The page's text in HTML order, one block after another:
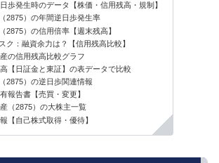
歩発生時のデータ【株価・信用残高・規制】
2875）の年間逆日歩発生率
2875）の信用倍率【週末残高】
ク：融資余力は？【信用残高比較】
の信用残高比較グラフ
【日証金と東証】の表データで比較
2875）の逆日歩関連情報
報告書【売買・変更】
（2875）の大株主一覧
【自己株式取得・優待】